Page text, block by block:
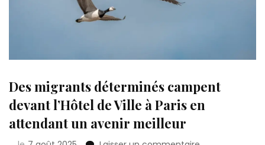
Des migrants déterminés campent
devant l’Hôtel de Ville à Paris en
attendant un avenir meilleur